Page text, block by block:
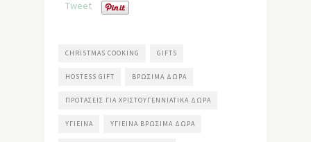
Tweet
CHRISTMAS COOKING GIFTS
HOSTESS GIFT ΒΡΏΣΙΜΑ ΔΏΡΑ
ΠΡΟΤΆΣΕΙΣ ΓΙΑ ΧΡΙΣΤΟΥΓΕΝΝΙΆΤΙΚΑ ΔΏΡΑ
ΥΓΙΕΙΝΆ ΥΓΙΕΙΝΆ ΒΡΏΣΙΜΑ ΔΏΡΑ